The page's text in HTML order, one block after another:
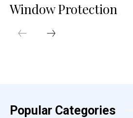
Window Protection
Popular Categories